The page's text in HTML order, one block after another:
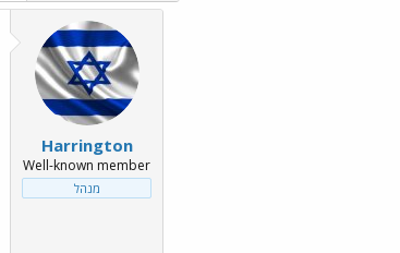
Harrington
Well-known member
מנהל